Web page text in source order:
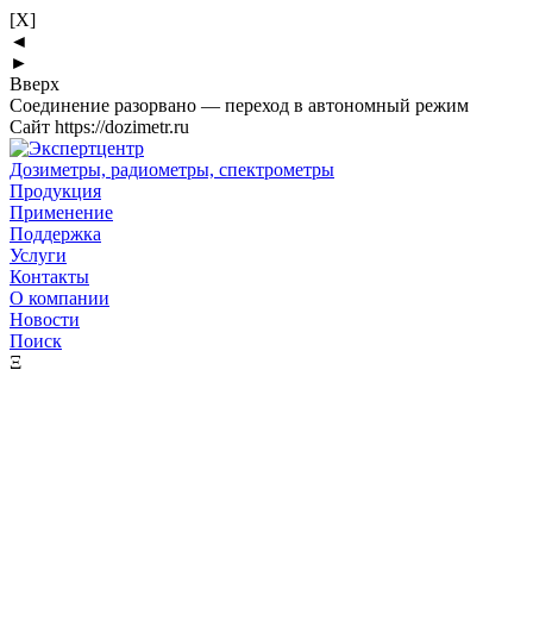
[X]
◄
►
Вверх
Соединение разорвано — переход в автономный режим
Сайт https://dozimetr.ru
Дозиметры, радиометры, спектрометры
Продукция
Применение
Поддержка
Услуги
Контакты
О компании
Новости
Поиск
Ξ